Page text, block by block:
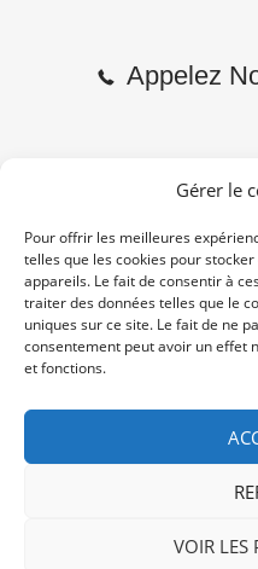
Gérer le
Pour offrir les meilleures
telles que les cookies pour
appareils. Le fait de consentir à
traiter des données telles que le
uniques sur ce site. Le fait de ne
consentement peut avoir un effet
et fonctions.
VOIR LES
Appelez
2 Cours
Bordeaux
Lun-
Non Stop